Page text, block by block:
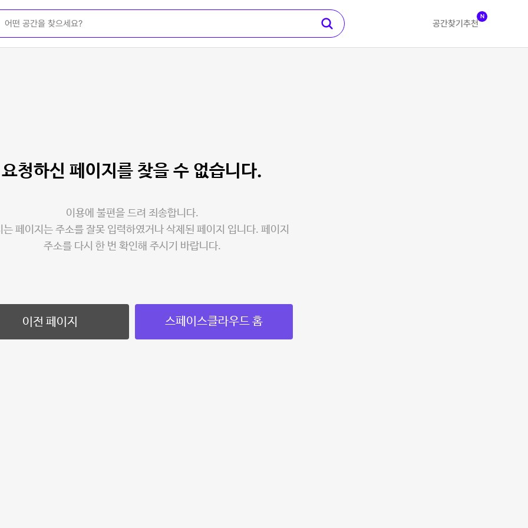
공간찾기 추천
N
요청하신 페이지를 찾을 수 없습니다.
이용에 불편을 드려 죄송합니다.
는 페이지는 주소를 잘못 입력하였거나 삭제된 페이지 입니다. 페이지
주소를 다시 한 번 확인해 주시기 바랍니다.
이전 페이지 스페이스클라우드 홈